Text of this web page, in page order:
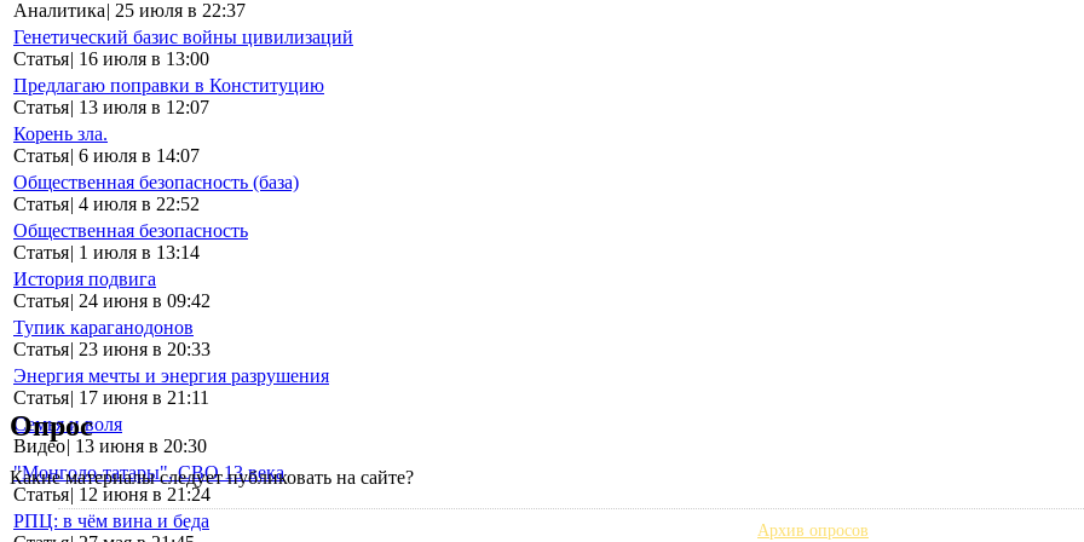
Аналитика| 25 июля в 22:37
Генетический базис войны цивилизаций
Статья| 16 июля в 13:00
Предлагаю поправки в Конституцию
Статья| 13 июля в 12:07
Корень зла.
Статья| 6 июля в 14:07
Общественная безопасность (база)
Статья| 4 июля в 22:52
Общественная безопасность
Статья| 1 июля в 13:14
История подвига
Статья| 24 июня в 09:42
Тупик караганодонов
Статья| 23 июня в 20:33
Энергия мечты и энергия разрушения
Статья| 17 июня в 21:11
Семья и воля
Видео| 13 июня в 20:30
"Монголо-татары". СВО 13 века
Статья| 12 июня в 21:24
РПЦ: в чём вина и беда
Опрос
Какие материалы следует публиковать на сайте?
Архив опросов